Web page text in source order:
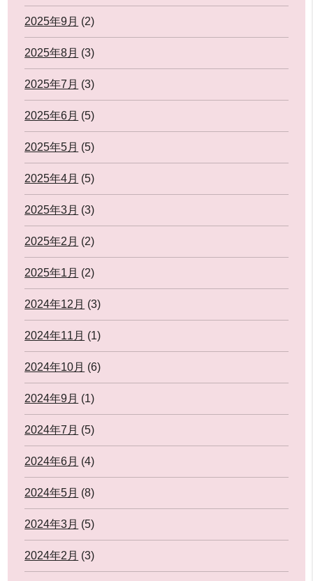
2025年9月 (2)
2025年8月 (3)
2025年7月 (3)
2025年6月 (5)
2025年5月 (5)
2025年4月 (5)
2025年3月 (3)
2025年2月 (2)
2025年1月 (2)
2024年12月 (3)
2024年11月 (1)
2024年10月 (6)
2024年9月 (1)
2024年7月 (5)
2024年6月 (4)
2024年5月 (8)
2024年3月 (5)
2024年2月 (3)